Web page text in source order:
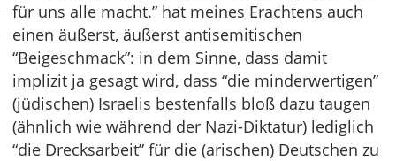
für uns alle macht.” hat meines Erachtens auch
einen äußerst, äußerst antisemitischen
“Beigeschmack”: in dem Sinne, dass damit
implizit ja gesagt wird, dass “die minderwertigen”
(jüdischen) Israelis bestenfalls bloß dazu taugen
(ähnlich wie während der Nazi-Diktatur) lediglich
“die Drecksarbeit” für die (arischen) Deutschen zu